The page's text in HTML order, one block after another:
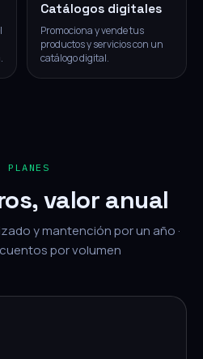
Catálogos digitales
Promociona y vende tus
productos y servicios con un
catálogo digital.
PLANES
valor anual
y mantención por un año ·
por volumen